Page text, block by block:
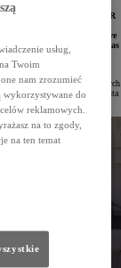
Nowa Toyota C-HR
można nabyć z rabatem
Meta System, które
jest również krótki czas
To doskonała możliwość,
rabatów. Auta w obniżonych
formy finansowania zakupu auta
usług,
Twoim
nam zrozumieć
wykorzystywane do
reklamowych.
na to zgody,
na ten temat